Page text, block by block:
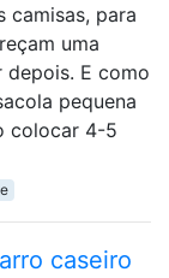
camisas, para
uma
depois. E como
pequena
colocar 4-5
caseiro